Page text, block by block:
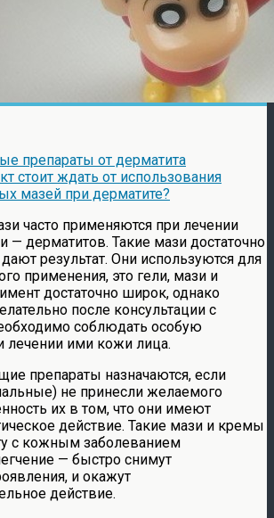
препараты от дерматита
стоит ждать от использования
мазей при дерматите?
часто применяются при лечении
— дерматитов. Такие мази достаточно
результат. Они используются для
применения, это гели, мази и
достаточно широк, однако
после консультации с
соблюдать особую
лечении ими кожи лица.
препараты назначаются, если
не принесли желаемого
их в том, что они имеют
действие. Такие мази и кремы
с кожным заболеванием
— быстро снимут
и окажут
действие.